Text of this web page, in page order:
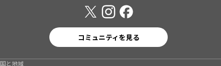
コミュニティを見る
国と地域